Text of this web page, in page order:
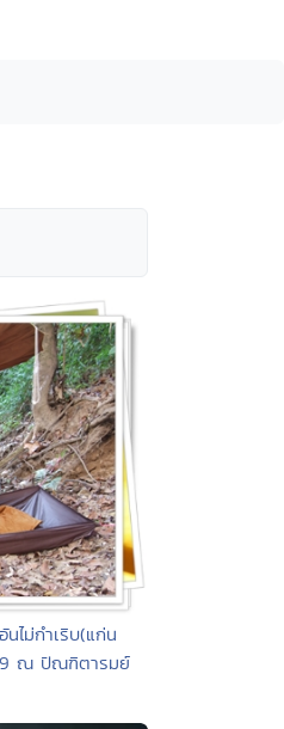
ไม่กำเริบ(แก่น
ณ ปัณฑิตารมย์